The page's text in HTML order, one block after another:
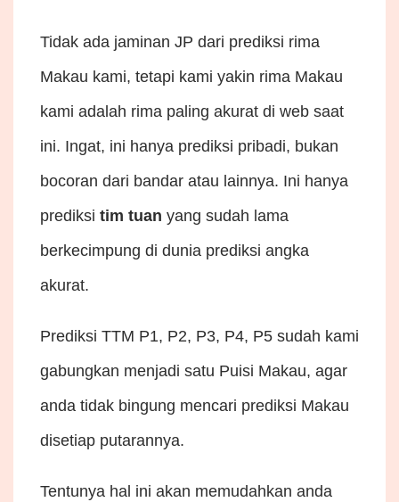
Tidak ada jaminan JP dari prediksi rima
Makau kami, tetapi kami yakin rima Makau
kami adalah rima paling akurat di web saat
ini. Ingat, ini hanya prediksi pribadi, bukan
bocoran dari bandar atau lainnya. Ini hanya
prediksi tim tuan yang sudah lama
berkecimpung di dunia prediksi angka
akurat.
Prediksi TTM P1, P2, P3, P4, P5 sudah kami
gabungkan menjadi satu Puisi Makau, agar
anda tidak bingung mencari prediksi Makau
disetiap putarannya.
Tentunya hal ini akan memudahkan anda